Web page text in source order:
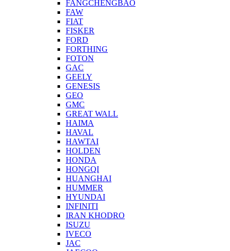
FANGCHENGBAO
FAW
FIAT
FISKER
FORD
FORTHING
FOTON
GAC
GEELY
GENESIS
GEO
GMC
GREAT WALL
HAIMA
HAVAL
HAWTAI
HOLDEN
HONDA
HONGQI
HUANGHAI
HUMMER
HYUNDAI
INFINITI
IRAN KHODRO
ISUZU
IVECO
JAC